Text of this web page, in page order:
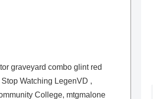
graveyard combo glint red
Watching LegenVD ,
College, mtgmalone